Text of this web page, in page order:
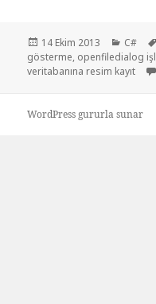
Yayın
tarihi
14 Ekim 2013 C#
gösterme, openfiledialog
veritabanına resim kayıt
WordPress gururla sunar